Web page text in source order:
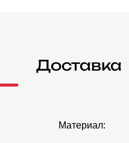
Доставка
Материал: